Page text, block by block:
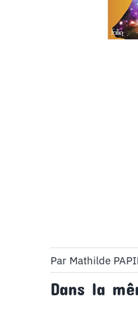
Par Mathilde
Dans la